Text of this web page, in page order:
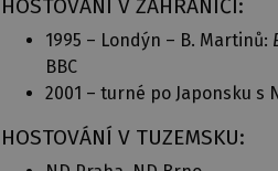
HOSTOVÁNÍ V ZAHRANIČÍ:
1995 – Londýn – B. Martinů:
BBC
2001 – turné po Japonsku s
HOSTOVÁNÍ V TUZEMSKU: